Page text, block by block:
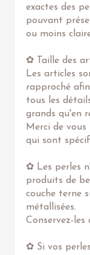
exactes des
pouvant
ou moins
✿ Taille des
Les articles
rapproché
tous les
grands qu'en
Merci de vous
qui sont
✿ Les perles
produits de
couche terne
métallisées.
Conservez-
✿ Si vos